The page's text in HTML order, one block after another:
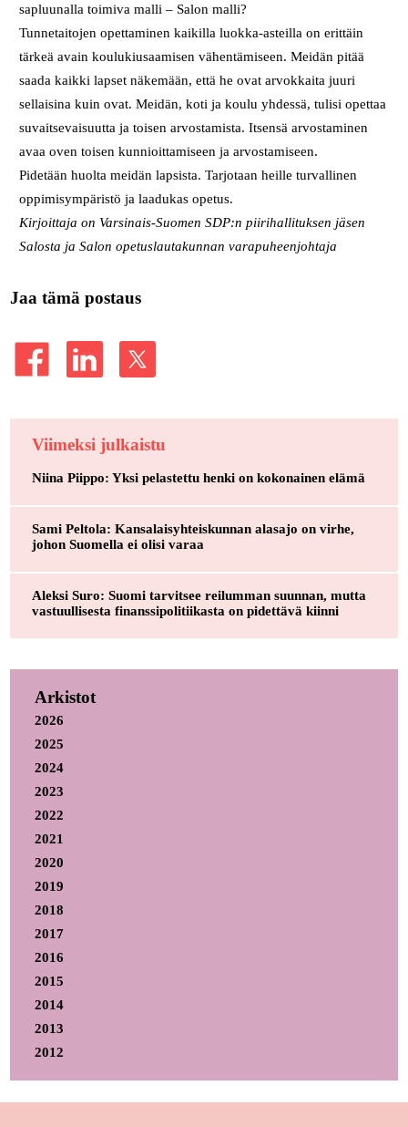
sapluunalla toimiva malli – Salon malli?
Tunnetaitojen opettaminen kaikilla luokka-asteilla on erittäin
tärkeä avain koulukiusaamisen vähentämiseen. Meidän pitää
saada kaikki lapset näkemään, että he ovat arvokkaita juuri
sellaisina kuin ovat. Meidän, koti ja koulu yhdessä, tulisi opettaa
suvaitsevaisuutta ja toisen arvostamista. Itsensä arvostaminen
avaa oven toisen kunnioittamiseen ja arvostamiseen.
Pidetään huolta meidän lapsista. Tarjotaan heille turvallinen
oppimisympäristö ja laadukas opetus.
Kirjoittaja on Varsinais-Suomen SDP:n piirihallituksen jäsen
Salosta ja Salon opetuslautakunnan varapuheenjohtaja
Jaa tämä postaus
Viimeksi julkaistu
Niina Piippo: Yksi pelastettu henki on kokonainen elämä
Sami Peltola: Kansalaisyhteiskunnan alasajo on virhe,
johon Suomella ei olisi varaa
Aleksi Suro: Suomi tarvitsee reilumman suunnan, mutta
vastuullisesta finanssipolitiikasta on pidettävä kiinni
Arkistot
2026
2025
2024
2023
2022
2021
2020
2019
2018
2017
2016
2015
2014
2013
2012